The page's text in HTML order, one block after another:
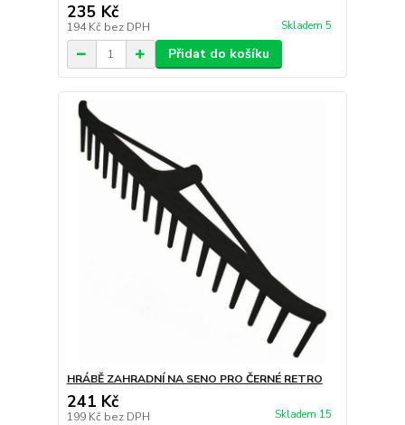
235 Kč
194 Kč bez DPH Skladem 5
Přidat do košíku
HRÁBĚ ZAHRADNÍ NA SENO PRO ČERNÉ RETRO
241 Kč
199 Kč bez DPH Skladem 15